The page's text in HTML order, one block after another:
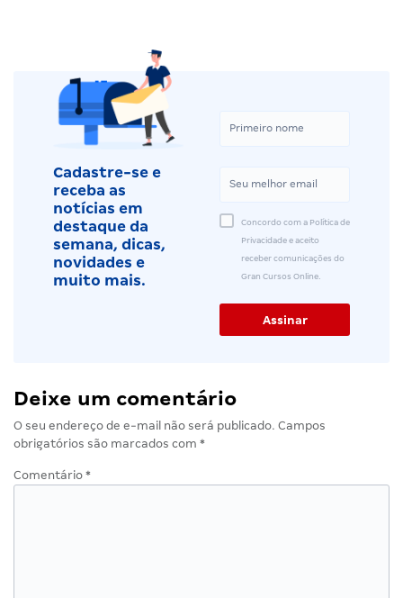
Cadastre-se e
receba as
notícias em
destaque da
semana, dicas,
novidades e
muito mais.
Concordo com a Política de
Privacidade e aceito
receber comunicações do
Gran Cursos Online.
Deixe um comentário
O seu endereço de e-mail não será publicado. Campos
obrigatórios são marcados com *
Comentário *